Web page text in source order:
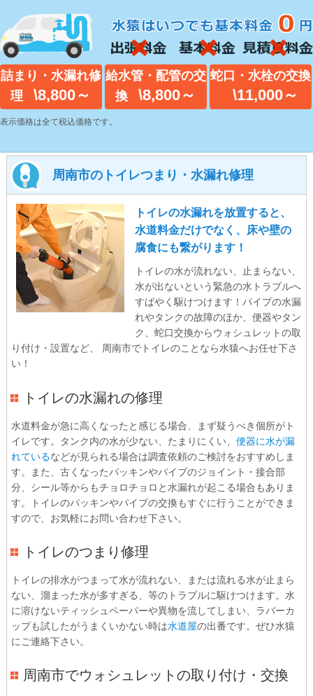
詰まり・水漏れ修
理
\8,800～
給水管・配管の交
換
\8,800～
蛇口・水栓の交換
\11,000～
表示価格は全て税込価格です。
周南市のトイレつまり・水漏れ修理
トイレの水漏れを放置すると、
水道料金だけでなく、床や壁の
腐食にも繋がります！
トイレの水が流れない、止まらない、
水が出ないという緊急の水トラブルへ
すばやく駆けつけます！パイプの水漏
れやタンクの故障のほか、便器やタン
ク、蛇口交換からウォシュレットの取
り付け・設置など、 周南市でトイレのことなら水猿へお任せ下さ
い！
トイレの水漏れの修理
水道料金が急に高くなったと感じる場合、まず疑うべき個所がト
イレです。タンク内の水が少ない、たまりにくい、便器に水が漏
れているなどが見られる場合は調査依頼のご検討をおすすめしま
す。また、古くなったパッキンやパイプのジョイント・接合部
分、シール等からもチョロチョロと水漏れが起こる場合もありま
す。トイレのパッキンやパイプの交換もすぐに行うことができま
すので、お気軽にお問い合わせ下さい。
トイレのつまり修理
トイレの排水がつまって水が流れない、または流れる水が止まら
ない、溜まった水が多すぎる、等のトラブルに駆けつけます。水
に溶けないティッシュペーパーや異物を流してしまい、ラバーカ
ップも試したがうまくいかない時は水道屋の出番です。ぜひ水猿
にご連絡下さい。
周南市でウォシュレットの取り付け・交換